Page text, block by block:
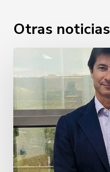
Otras noticias